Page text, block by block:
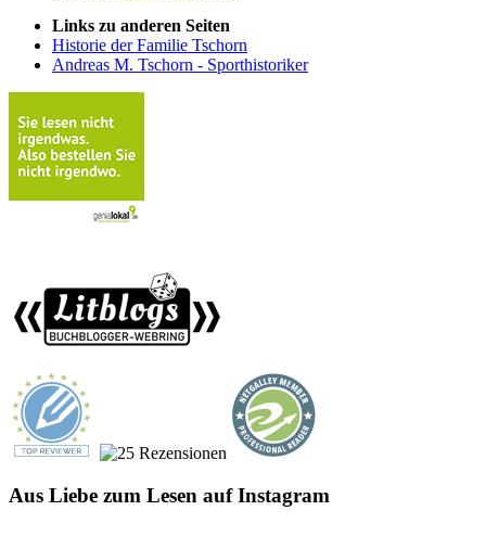
Links zu anderen Seiten
Historie der Familie Tschorn
Andreas M. Tschorn - Sporthistoriker
Aus Liebe zum Lesen auf Instagram